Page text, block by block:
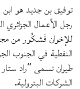
توفيق بن جديد هو ابن
رجل الأعمال
للإخوان فَشكُور من
النفطية في الجنوب
طيران تسمى “راد
الشركات البترولية.